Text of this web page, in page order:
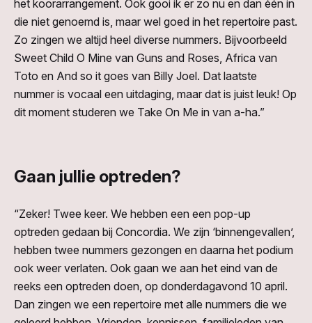
het koorarrangement. Ook gooi ik er zo nu en dan één in
die niet genoemd is, maar wel goed in het repertoire past.
Zo zingen we altijd heel diverse nummers. Bijvoorbeeld
Sweet Child O Mine van Guns and Roses, Africa van
Toto en And so it goes van Billy Joel. Dat laatste
nummer is vocaal een uitdaging, maar dat is juist leuk! Op
dit moment studeren we Take On Me in van a-ha.”
Gaan jullie optreden?
“Zeker! Twee keer. We hebben een een pop-up
optreden gedaan bij Concordia. We zijn ‘binnengevallen’,
hebben twee nummers gezongen en daarna het podium
ook weer verlaten. Ook gaan we aan het eind van de
reeks een optreden doen, op donderdagavond 10 april.
Dan zingen we een repertoire met alle nummers die we